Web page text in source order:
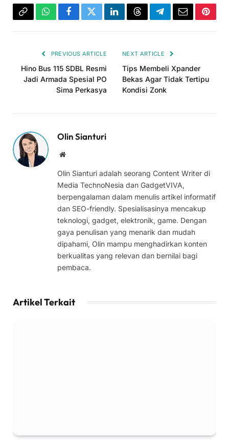
Copy WhatsAppFacebookTwitterLinkedInThreadsTelegramEmail
PREVIOUS ARTICLE
Hino Bus 115 SDBL Resmi
Jadi Armada Spesial PO
Sima Perkasya
NEXT ARTICLE
Tips Membeli Xpander
Bekas Agar Tidak Tertipu
Kondisi Zonk
Olin Sianturi
Website
Olin Sianturi adalah seorang Content Writer di
Media TechnoNesia dan GadgetVIVA,
berpengalaman dalam menulis artikel informatif
dan SEO-friendly. Spesialisasinya mencakup
teknologi, gadget, elektronik, game. Dengan
gaya penulisan yang menarik dan mudah
dipahami, Olin mampu menghadirkan konten
berkualitas yang relevan dan bernilai bagi
pembaca.
Artikel Terkait